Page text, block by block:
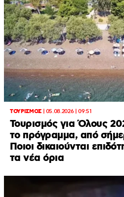
ΤΟΥΡΙΣΜΟΣ| 05.08.2026 | 09:51
Τουρισμός για Όλους
το πρόγραμμα, από
Ποιοι δικαιούνται
τα νέα όρια